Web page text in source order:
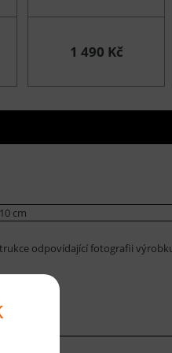
1 490 Kč
cm
odpovídající fotografii